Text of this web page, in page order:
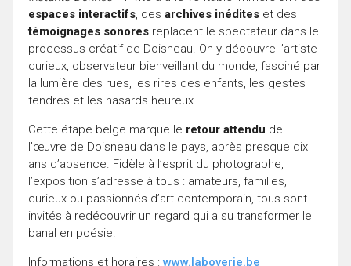
espaces interactifs, des archives inédites et des
témoignages sonores replacent le spectateur dans le
processus créatif de Doisneau. On y découvre l’artiste
curieux, observateur bienveillant du monde, fasciné par
la lumière des rues, les rires des enfants, les gestes
tendres et les hasards heureux.
Cette étape belge marque le retour attendu de
l’œuvre de Doisneau dans le pays, après presque dix
ans d’absence. Fidèle à l’esprit du photographe,
l’exposition s’adresse à tous : amateurs, familles,
curieux ou passionnés d’art contemporain, tous sont
invités à redécouvrir un regard qui a su transformer le
banal en poésie.
Informations et horaires : www.laboverie.be